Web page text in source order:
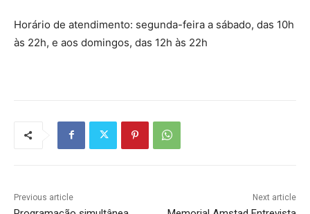
Horário de atendimento: segunda-feira a sábado, das 10h
às 22h, e aos domingos, das 12h às 22h
Previous article Next article